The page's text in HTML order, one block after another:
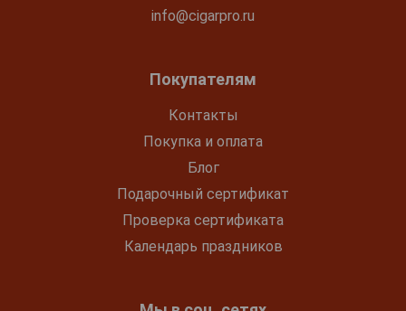
info@cigarpro.ru
Покупателям
Контакты
Покупка и оплата
Блог
Подарочный сертификат
Проверка сертификата
Календарь праздников